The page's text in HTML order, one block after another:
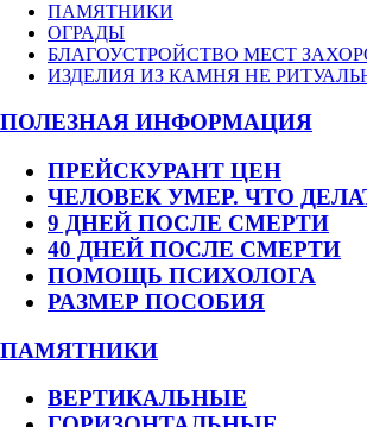
ПАМЯТНИКИ
ОГРАДЫ
БЛАГОУСТРОЙСТВО МЕСТ
ИЗДЕЛИЯ ИЗ КАМНЯ НЕ
ПОЛЕЗНАЯ ИНФОРМАЦИЯ
ПРЕЙСКУРАНТ ЦЕН
ЧЕЛОВЕК УМЕР. ЧТО
9 ДНЕЙ ПОСЛЕ СМЕРТИ
40 ДНЕЙ ПОСЛЕ СМЕРТИ
ПОМОЩЬ ПСИХОЛОГА
РАЗМЕР ПОСОБИЯ
ПАМЯТНИКИ
ВЕРТИКАЛЬНЫЕ